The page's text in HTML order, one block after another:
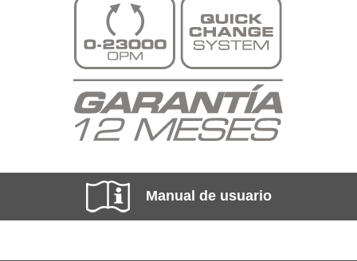
Manual de usuario